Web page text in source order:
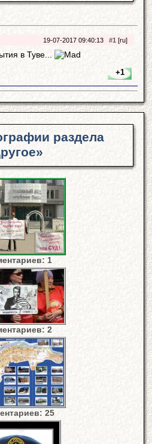
19-07-2017 09:40:13 #1 [ru]
в Туве...
+1
раздела
1
2
25